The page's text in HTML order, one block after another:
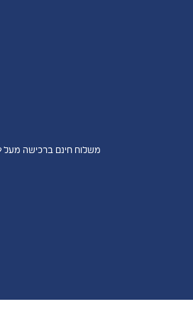
משלוח חינם ברכישה מעל 349 ש"ח